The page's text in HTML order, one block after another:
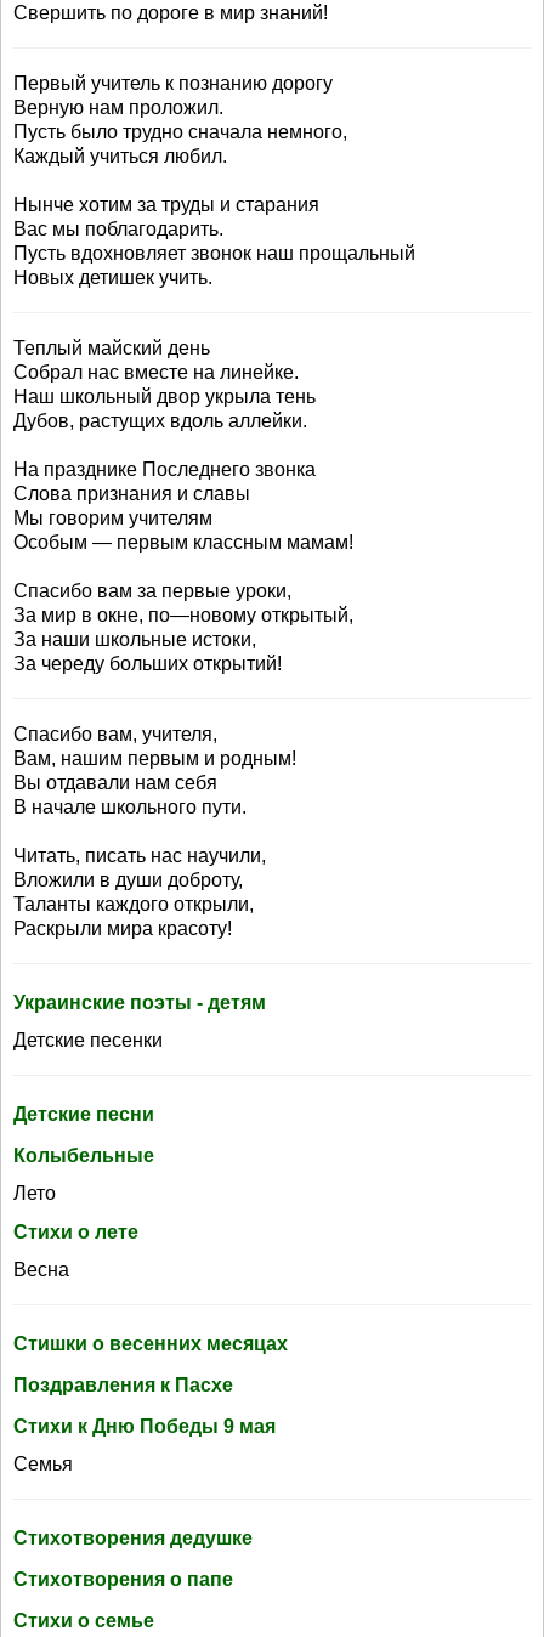
Свершить по дороге в мир знаний!
Первый учитель к познанию дорогу
Верную нам проложил.
Пусть было трудно сначала немного,
Каждый учиться любил.
Нынче хотим за труды и старания
Вас мы поблагодарить.
Пусть вдохновляет звонок наш прощальный
Новых детишек учить.
Теплый майский день
Собрал нас вместе на линейке.
Наш школьный двор укрыла тень
Дубов, растущих вдоль аллейки.
На празднике Последнего звонка
Слова признания и славы
Мы говорим учителям
Особым — первым классным мамам!
Спасибо вам за первые уроки,
За мир в окне, по—новому открытый,
За наши школьные истоки,
За череду больших открытий!
Спасибо вам, учителя,
Вам, нашим первым и родным!
Вы отдавали нам себя
В начале школьного пути.
Читать, писать нас научили,
Вложили в души доброту,
Таланты каждого открыли,
Раскрыли мира красоту!
Украинские поэты - детям
Детские песенки
Детские песни
Колыбельные
Лето
Стихи о лете
Весна
Стишки о весенних месяцах
Поздравления к Пасхе
Стихи к Дню Победы 9 мая
Семья
Стихотворения дедушке
Стихотворения о папе
Стихи о семье